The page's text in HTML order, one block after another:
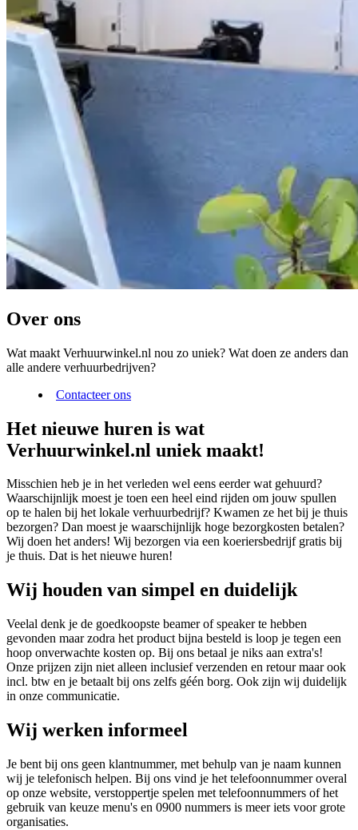
Over ons
Wat maakt Verhuurwinkel.nl nou zo uniek? Wat doen ze anders dan
alle andere verhuurbedrijven?
Contacteer ons
Het nieuwe huren is wat
Verhuurwinkel.nl uniek maakt!
Misschien heb je in het verleden wel eens eerder wat gehuurd?
Waarschijnlijk moest je toen een heel eind rijden om jouw spullen
op te halen bij het lokale verhuurbedrijf? Kwamen ze het bij je thuis
bezorgen? Dan moest je waarschijnlijk hoge bezorgkosten betalen?
Wij doen het anders! Wij bezorgen via een koeriersbedrijf gratis bij
je thuis. Dat is het nieuwe huren!
Wij houden van simpel en duidelijk
Veelal denk je de goedkoopste beamer of speaker te hebben
gevonden maar zodra het product bijna besteld is loop je tegen een
hoop onverwachte kosten op. Bij ons betaal je niks aan extra's!
Onze prijzen zijn niet alleen inclusief verzenden en retour maar ook
incl. btw en je betaalt bij ons zelfs géén borg. Ook zijn wij duidelijk
in onze communicatie.
Wij werken informeel
Je bent bij ons geen klantnummer, met behulp van je naam kunnen
wij je telefonisch helpen. Bij ons vind je het telefoonnummer overal
op onze website, verstoppertje spelen met telefoonnummers of het
gebruik van keuze menu's en 0900 nummers is meer iets voor grote
organisaties.